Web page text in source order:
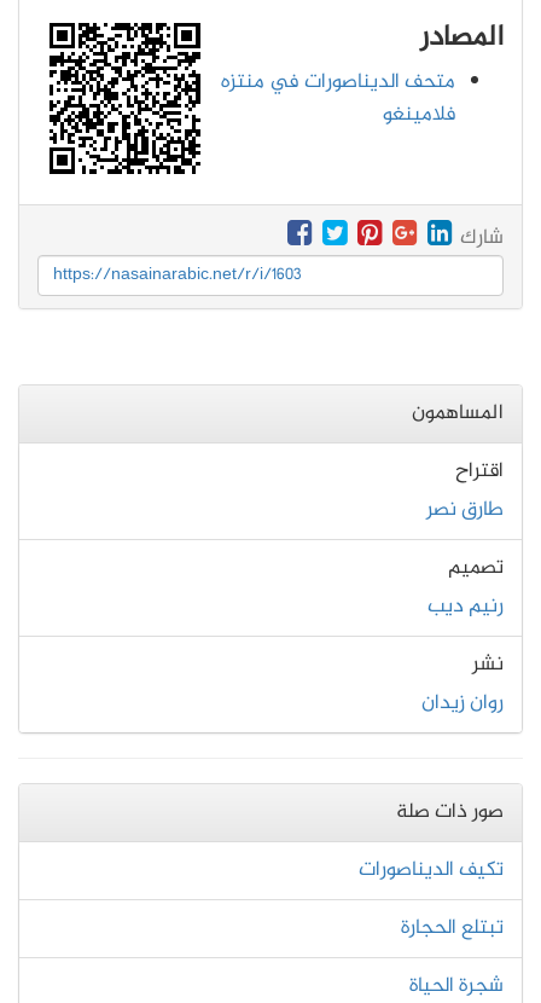
المصادر
متحف الديناصورات في منتزه
فلامينغو
شارك
https://nasainarabic.net/r/i/1603
المساهمون
اقتراح
طارق نصر
تصميم
رنيم ديب
نشر
روان زيدان
صور ذات صلة
تكيف الديناصورات
تبتلع الحجارة
شجرة الحياة